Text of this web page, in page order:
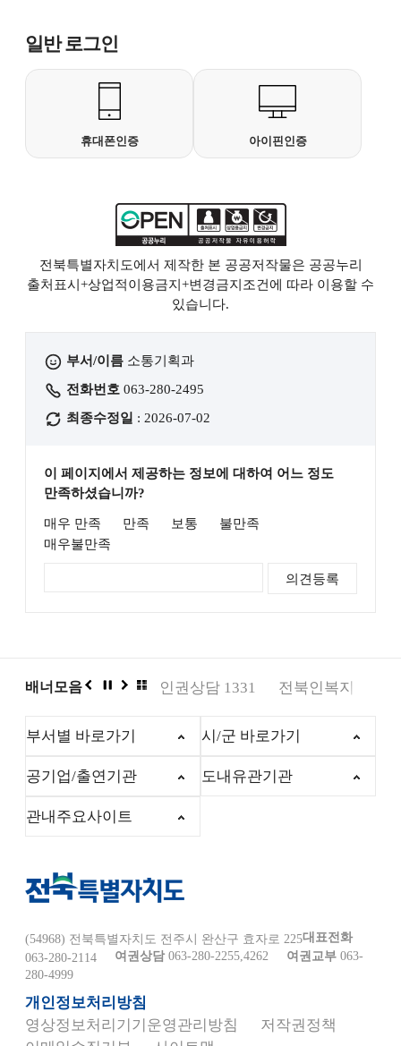
일반 로그인
휴대폰인증 아이핀인증
전북특별자치도에서 제작한 본 공공저작물은 공공누리
출처표시+상업적이용금지+변경금지 조건에 따라 이용할 수
있습니다.
부서/이름 소통기획과
전화번호 063-280-2495
최종수정일 : 2026-07-02
이 페이지에서 제공하는 정보에 대하여 어느 정도
만족하셨습니까?
매우 만족 만족 보통
불만족
매우불만족
배너모음
전지음 너
모
음
치도청 도서관 인권상담 1331 전북인복지
부서별 바로가기 시/군 바로가기
공기업/출연기관 도내유관기관
관내주요사이트
(54968) 전북특별자치도 전주시 완산구 효자로 225대표전화
063-280-2114
여권상담 063-280-2255,4262 여권교부 063-
280-4999
개인정보처리방침
영상정보처리기기운영관리방침
저작권정책